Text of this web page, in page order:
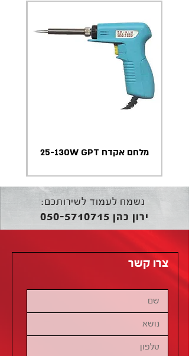
מלחם אקדח 25-130W GPT
נשמח לעמוד לשירותכם:
ירון כהן 050-5710715
צרו קשר